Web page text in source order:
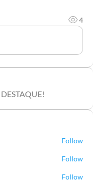
4
Follow
Follow
Follow